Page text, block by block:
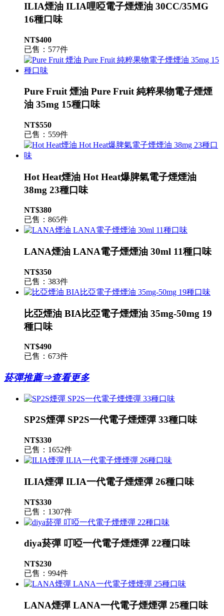
ILIA煙油 ILIA哩啞電子煙煙油 30CC/35MG
16種口味
NT$400
已售：577件
Pure Fruit 煙油 Pure Fruit 純粹果物電子煙煙
油 35mg 15種口味
NT$550
已售：559件
Hot Heat煙油 Hot Heat爆脾氣電子煙煙油
38mg 23種口味
NT$380
已售：865件
LANA煙油 LANA電子煙煙油 30ml 11種口味
NT$350
已售：383件
比亞煙油 BIA比亞電子煙煙油 35mg-50mg 19
種口味
NT$490
已售：673件
菸彈推薦⇒查看更多
SP2S煙彈 SP2S一代電子煙煙彈 33種口味
NT$330
已售：1652件
ILIA煙彈 ILIA一代電子煙煙彈 26種口味
NT$330
已售：1307件
diya菸彈 叮啞一代電子煙煙彈 22種口味
NT$230
已售：994件
LANA煙彈 LANA一代電子煙煙彈 25種口味